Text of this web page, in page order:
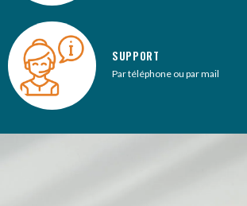
SUPPORT
Par téléphone ou par mail